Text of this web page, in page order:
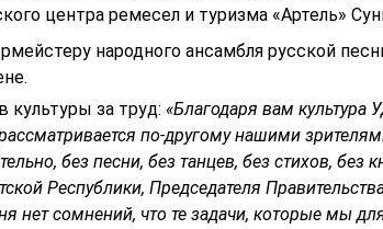
центра ремесел и туризма «Артель»
народного ансамбля русской
культуры за труд: «Благодаря вам культура
по-другому нашими
без песни, без танцев, без стихов, без
Республики, Председателя
нет сомнений, что те задачи, которые мы